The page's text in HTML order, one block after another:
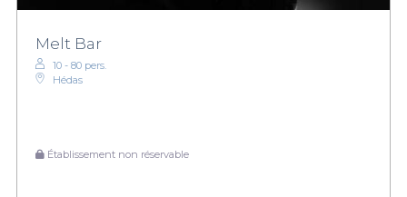
Melt Bar
10 - 80 pers.
Hédas
Établissement non réservable